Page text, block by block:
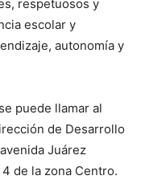
respetuosos y
escolar y
autonomía y
puede llamar al
de Desarrollo
Juárez
de la zona Centro.